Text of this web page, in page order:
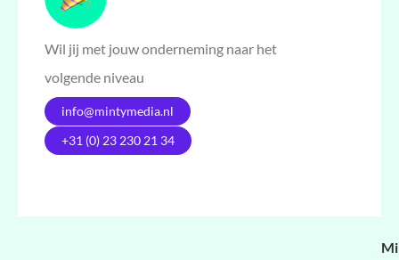
Wil jij met jouw onderneming naar het
volgende niveau
info@mintymedia.nl
+31 (0) 23 230 21 34